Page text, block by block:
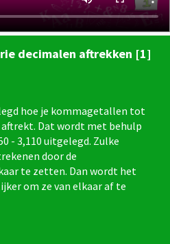
decimalen aftrekken [1]
hoe je kommagetallen tot
Dat wordt met behulp
- 3,110 uitgelegd. Zulke
door de
te zetten. Dan wordt het
om ze van elkaar af te